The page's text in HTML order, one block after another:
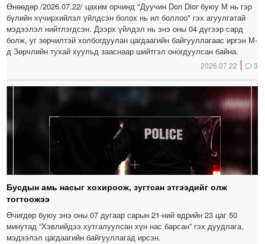
Өнөөдөр /2026.07.22/ цахим орчинд "Дуучин Don Dior буюу М нь гэр
бүлийн хүчирхийлэл үйлдсэн болох нь ил боллоо" гэх агуулгатай
мэдээлэл нийтлэгдсэн. Дээрх үйлдэл нь энэ оны 04 дүгээр сард
болж, уг зөрчилтэй холбогдуулан цагдаагийн байгууллагаас иргэн М-
д Зөрчлийн тухай хуульд зааснаар шийтгэл оногдуулсан байна.
2026.07.22 3
Бусдын амь насыг хохироож, зугтсан этгээдийг олж
тогтоожээ
Өчигдөр буюу энэ оны 07 дугаар сарын 21-ний өдрийн 23 цаг 50
минутад “Хэвлийдээ хутгалуулсан хүн нас барсан” гэх дуудлага,
мэдээлэл цагдаагийн байгууллагад ирсэн.